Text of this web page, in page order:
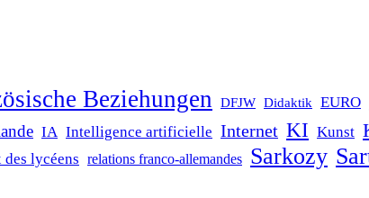
Beziehungen DFJW Didaktik EURO
IA Intelligence artificielle Internet KI Kunst
des lycéens relations franco-allemandes Sarkozy